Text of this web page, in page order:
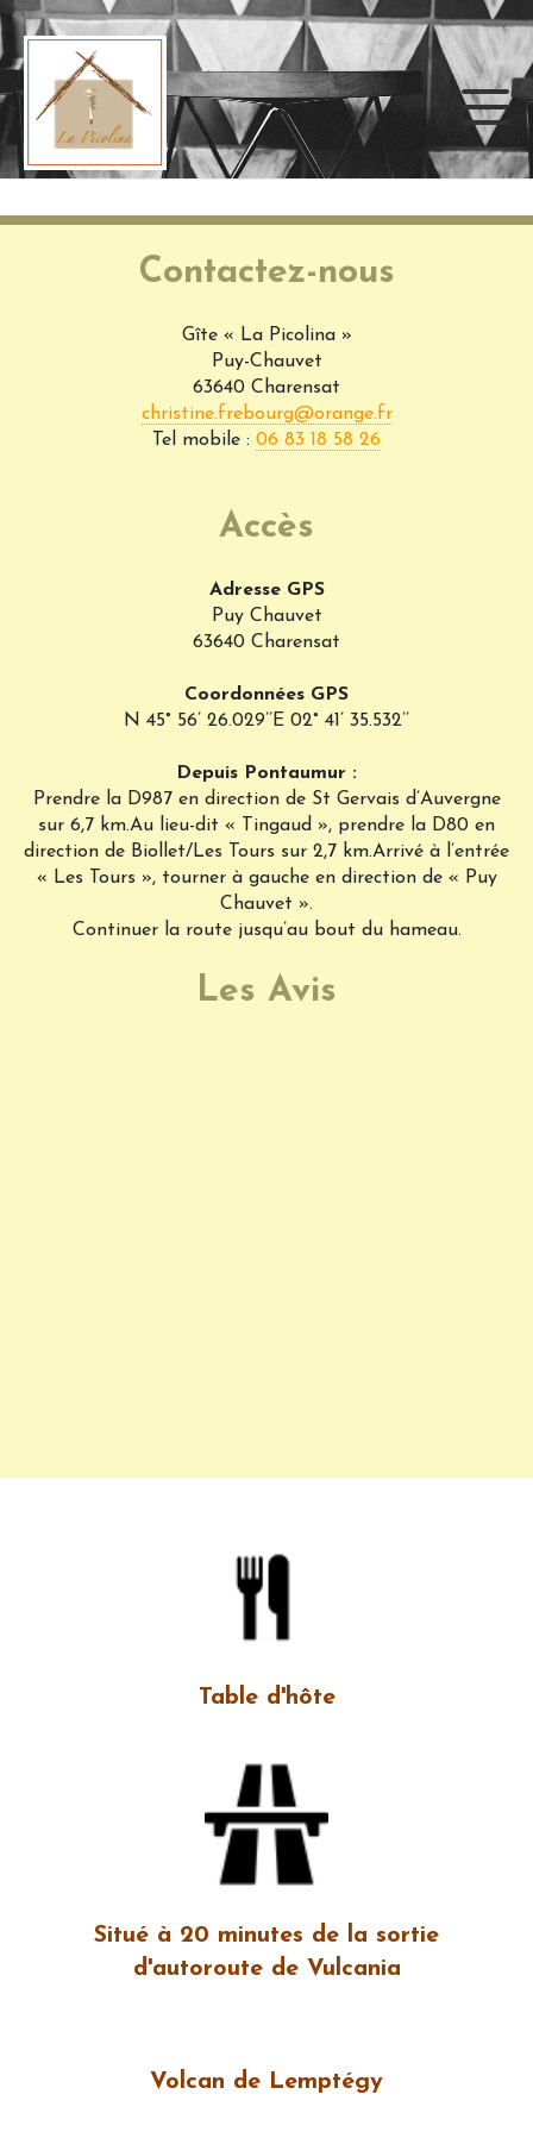
Contactez-nous
Gîte « La Picolina »
Puy-Chauvet
63640 Charensat
christine.frebourg@orange.fr
Tel mobile : 06 83 18 58 26
Accès
Adresse GPS
Puy Chauvet
63640 Charensat
Coordonnées GPS
N 45° 56’ 26.029’’E 02° 41’ 35.532’’
Depuis Pontaumur :
Prendre la D987 en direction de St Gervais d’Auvergne
sur 6,7 km.Au lieu-dit « Tingaud », prendre la D80 en
direction de Biollet/Les Tours sur 2,7 km.Arrivé à l’entrée
« Les Tours », tourner à gauche en direction de « Puy
Chauvet ».
Continuer la route jusqu’au bout du hameau.
Les Avis
Table d'hôte
Situé à 20 minutes de la sortie
d'autoroute de Vulcania
Volcan de Lemptégy
Panneau de gestion des cookies